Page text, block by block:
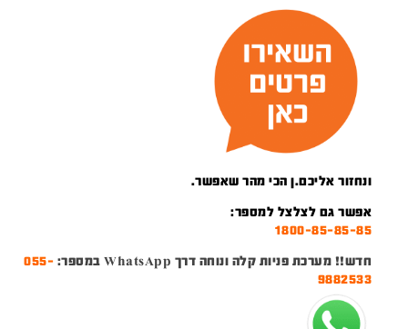
ונחזור אליכם.ן הכי מהר שאפשר.
אפשר גם לצלצל למספר:
1800-85-85-85
חדש!! מערכת פניות קלה ונוחה דרך WhatsApp במספר:
055-
9882533